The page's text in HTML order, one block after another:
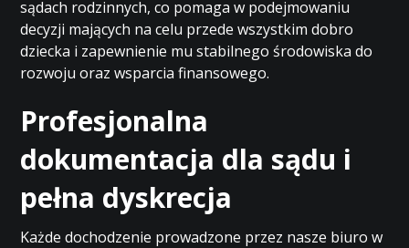
sądach rodzinnych, co pomaga w podejmowaniu
decyzji mających na celu przede wszystkim dobro
dziecka i zapewnienie mu stabilnego środowiska do
rozwoju oraz wsparcia finansowego.
Profesjonalna
dokumentacja dla sądu i
pełna dyskrecja
Każde dochodzenie prowadzone przez nasze biuro w